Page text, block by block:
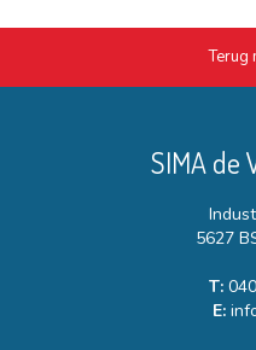
Terug
SIMA de
5627
T:
E: